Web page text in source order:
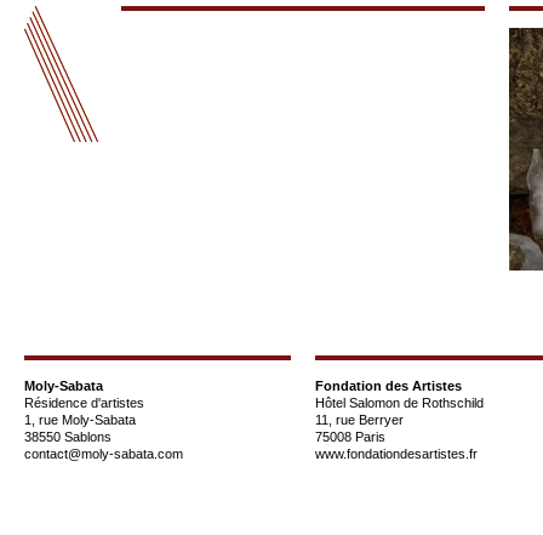
Moly-Sabata
Résidence d'artistes
1, rue Moly-Sabata
38550 Sablons
contact@moly-sabata.com
Fondation des Artistes
Hôtel Salomon de Rothschild
11, rue Berryer
75008 Paris
www.fondationdesartistes.fr